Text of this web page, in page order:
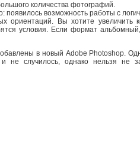
количества фотографий.
появилось возможность работы с
ориентаций. Вы хотите увеличить
условия. Если формат
в новый Adobe Photoshop.
и не случилось, однако нельзя